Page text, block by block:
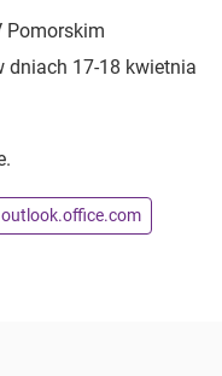
Pomorskim
dniach 17-18 kwietnia